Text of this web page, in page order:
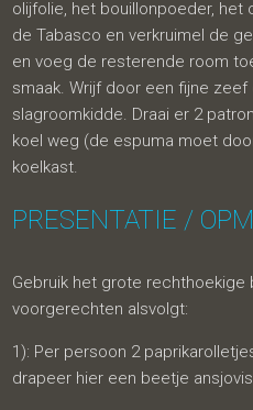
olijfolie, het bouillonpoeder,
de Tabasco en verkruimel de
en voeg de resterende room
smaak. Wrijf door een fijne
slagroomkidde. Draai er 2
koel weg (de espuma moet
koelkast.
PRESENTATIE /
Gebruik het grote
voorgerechten alsvolgt:
1): Per persoon 2
drapeer hier een beetje